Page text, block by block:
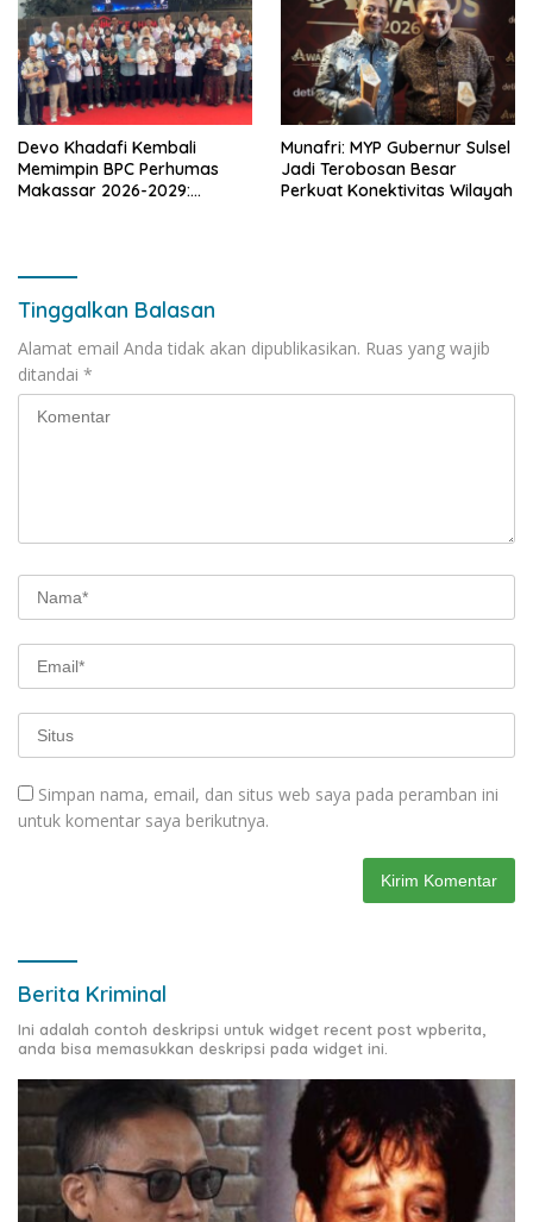
Devo Khadafi Kembali
Memimpin BPC Perhumas
Makassar 2026-2029:
Munafri: MYP Gubernur Sulsel
Jadi Terobosan Besar
Perkuat Konektivitas Wilayah
Tinggalkan Balasan
Alamat email Anda tidak akan dipublikasikan. Ruas yang wajib
ditandai *
Simpan nama, email, dan situs web saya pada peramban ini
untuk komentar saya berikutnya.
Berita Kriminal
Ini adalah contoh deskripsi untuk widget recent post wpberita,
anda bisa memasukkan deskripsi pada widget ini.